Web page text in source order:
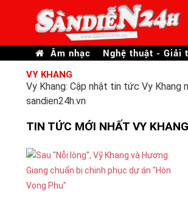
Âm nhạc Nghệ thuật - Giải
VY KHANG
Vy Khang: Cập nhật tin tức Vy
sandien24h.vn
TIN TỨC MỚI NHẤT VY KHANG